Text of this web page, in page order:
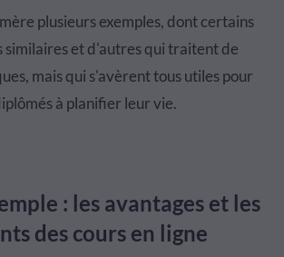
plusieurs exemples, dont certains
et d'autres qui traitent de
mais qui s'avèrent tous utiles pour
à planifier leur vie.
: les avantages et les
des cours en ligne